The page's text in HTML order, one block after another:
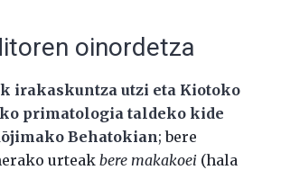
oinordetza
irakaskuntza utzi eta Kiotoko
primatologia taldeko kide
Behatokian; bere
urteak bere makakoei (hala